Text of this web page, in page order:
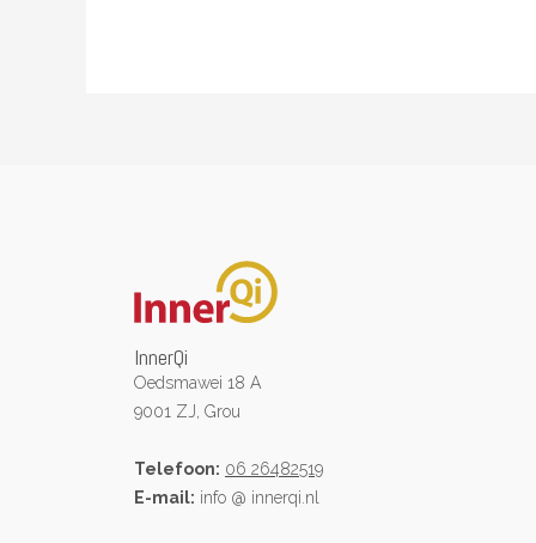
InnerQi
Oedsmawei 18 A
9001 ZJ, Grou
Telefoon: 06 26482519
E-mail: info @ innerqi.nl